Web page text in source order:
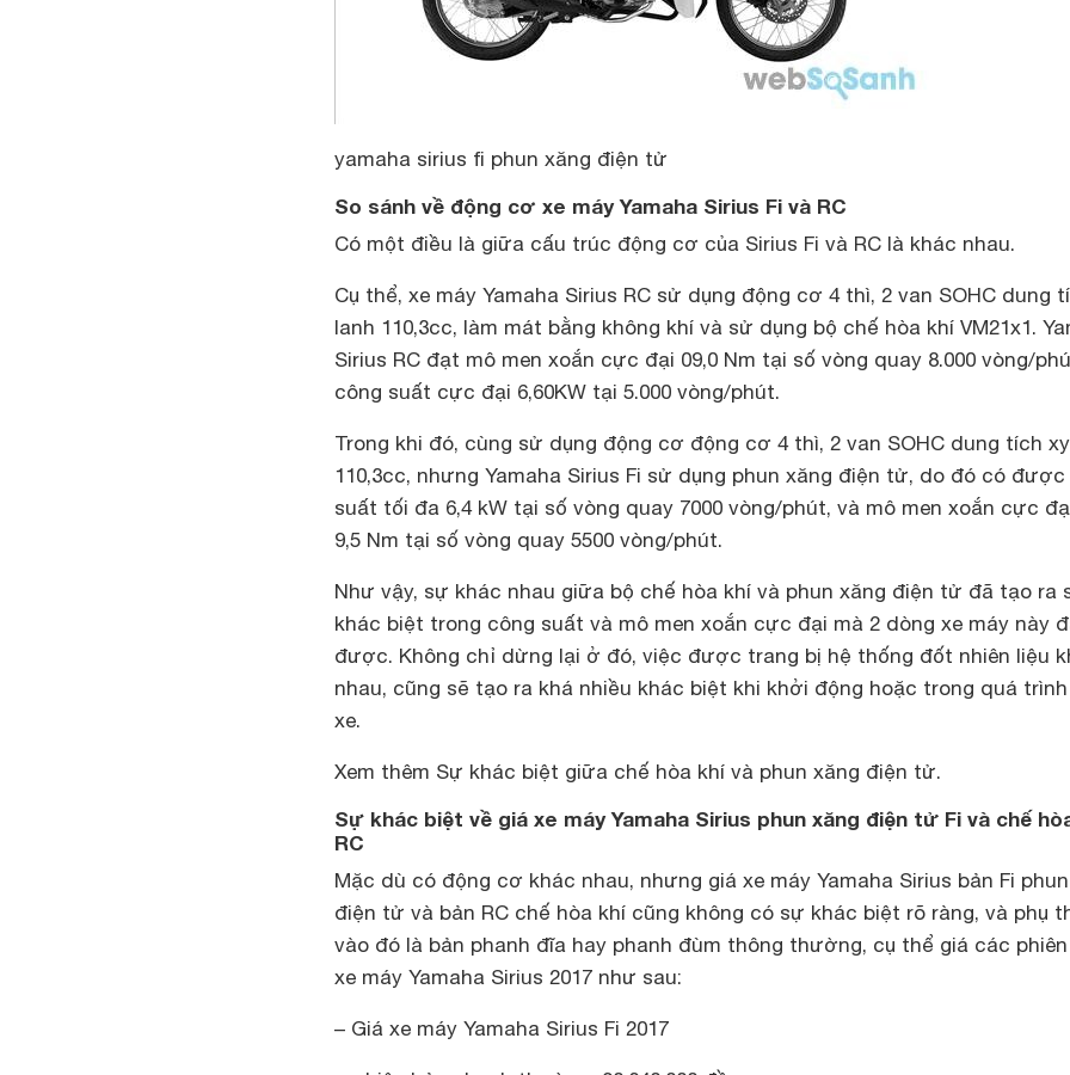
yamaha sirius fi phun xăng điện tử
So sánh về động cơ xe máy Yamaha Sirius Fi và RC
Có một điều là giữa cấu trúc động cơ của Sirius Fi và RC là khác nhau.
Cụ thể, xe máy Yamaha Sirius RC sử dụng động cơ 4 thì, 2 van SOHC dung
lanh 110,3cc, làm mát bằng không khí và sử dụng bộ chế hòa khí VM21x1.
Sirius RC đạt mô men xoắn cực đại 09,0 Nm tại số vòng quay 8.000 vòng/
công suất cực đại 6,60KW tại 5.000 vòng/phút.
Trong khi đó, cùng sử dụng động cơ động cơ 4 thì, 2 van SOHC dung tích
110,3cc, nhưng Yamaha Sirius Fi sử dụng phun xăng điện tử, do đó có được
suất tối đa 6,4 kW tại số vòng quay 7000 vòng/phút, và mô men xoắn cực
9,5 Nm tại số vòng quay 5500 vòng/phút.
Như vậy, sự khác nhau giữa bộ chế hòa khí và phun xăng điện tử đã tạo ra
khác biệt trong công suất và mô men xoắn cực đại mà 2 dòng xe máy này
được. Không chỉ dừng lại ở đó, việc được trang bị hệ thống đốt nhiên liệu
nhau, cũng sẽ tạo ra khá nhiều khác biệt khi khởi động hoặc trong quá
xe.
Xem thêm Sự khác biệt giữa chế hòa khí và phun xăng điện tử.
Sự khác biệt về giá xe máy Yamaha Sirius phun xăng điện tử Fi và chế
RC
Mặc dù có động cơ khác nhau, nhưng giá xe máy Yamaha Sirius bản Fi
điện tử và bản RC chế hòa khí cũng không có sự khác biệt rõ ràng, và phụ
vào đó là bản phanh đĩa hay phanh đùm thông thường, cụ thể giá các
xe máy Yamaha Sirius 2017 như sau:
– Giá xe máy Yamaha Sirius Fi 2017